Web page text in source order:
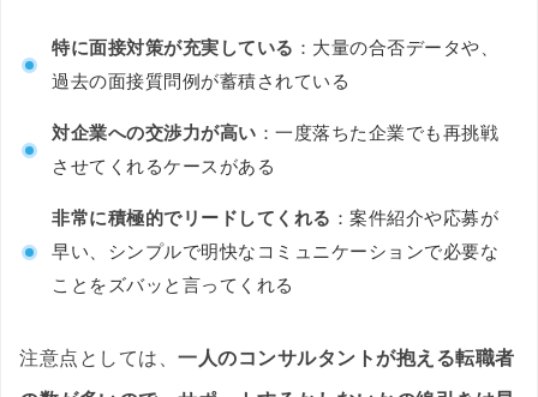
特に面接対策が充実している ：大量の合否データや、
過去の面接質問例が蓄積されている
対企業への交渉力が高い ：一度落ちた企業でも再挑戦
させてくれるケースがある
非常に積極的でリードしてくれる ：案件紹介や応募が
早い、シンプルで明快なコミュニケーションで必要な
ことをズバッと言ってくれる
注意点としては、 一人のコンサルタントが抱える転職者